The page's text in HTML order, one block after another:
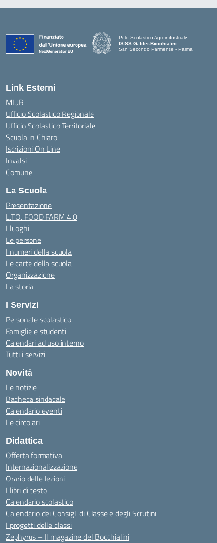
Polo Scolastico Agroindustriale
ISISS Galilei-Bocchialini
San Secondo Parmense - Parma
Link Esterni
MIUR
Ufficio Scolastico Regionale
Ufficio Scolastico Territoriale
Scuola in Chiaro
Iscrizioni On Line
Invalsi
Comune
La Scuola
Presentazione
L.T.O. FOOD FARM 4.0
I luoghi
Le persone
I numeri della scuola
Le carte della scuola
Organizzazione
La storia
I Servizi
Personale scolastico
Famiglie e studenti
Calendari ad uso interno
Tutti i servizi
Novità
Le notizie
Bacheca sindacale
Calendario eventi
Le circolari
Didattica
Offerta formativa
Internazionalizzazione
Orario delle lezioni
I libri di testo
Calendario scolastico
Calendario dei Consigli di Classe e degli Scrutini
I progetti delle classi
Zephyrus – Il magazine del Bocchialini